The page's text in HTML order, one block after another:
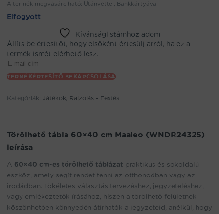
A termék megvásárolható: Utánvéttel, Bankkártyával
Elfogyott
Kívánságlistámhoz adom
Állíts be értesítőt, hogy elsőként értesülj arról, ha ez a
termék ismét elérhető lesz.
Enter
your
email
to
waitlist
this
product
TERMÉKÉRTESÍTŐ BEKAPCSOLÁSA
Kategóriák: Játékok, Rajzolás - Festés
Törölhető tábla 60×40 cm Maaleo (WNDR24325)
leírása
A 60×40 cm-es törölhető táblázat praktikus és sokoldalú
eszköz, amely segít rendet tenni az otthonodban vagy az
irodádban. Tökéletes választás tervezéshez, jegyzeteléshez,
vagy emlékeztetők írásához, hiszen a törölhető felületnek
köszönhetően könnyedén átírhatók a jegyzeteid, anélkül, hogy